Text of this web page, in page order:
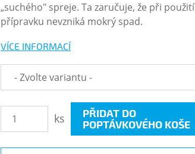
„suchého" spreje. Ta zaručuje, že při použití
přípravku nevzniká mokrý spad.
VÍCE INFORMACÍ
ks
PŘIDAT DO
POPTÁVKOVÉHO KOŠE